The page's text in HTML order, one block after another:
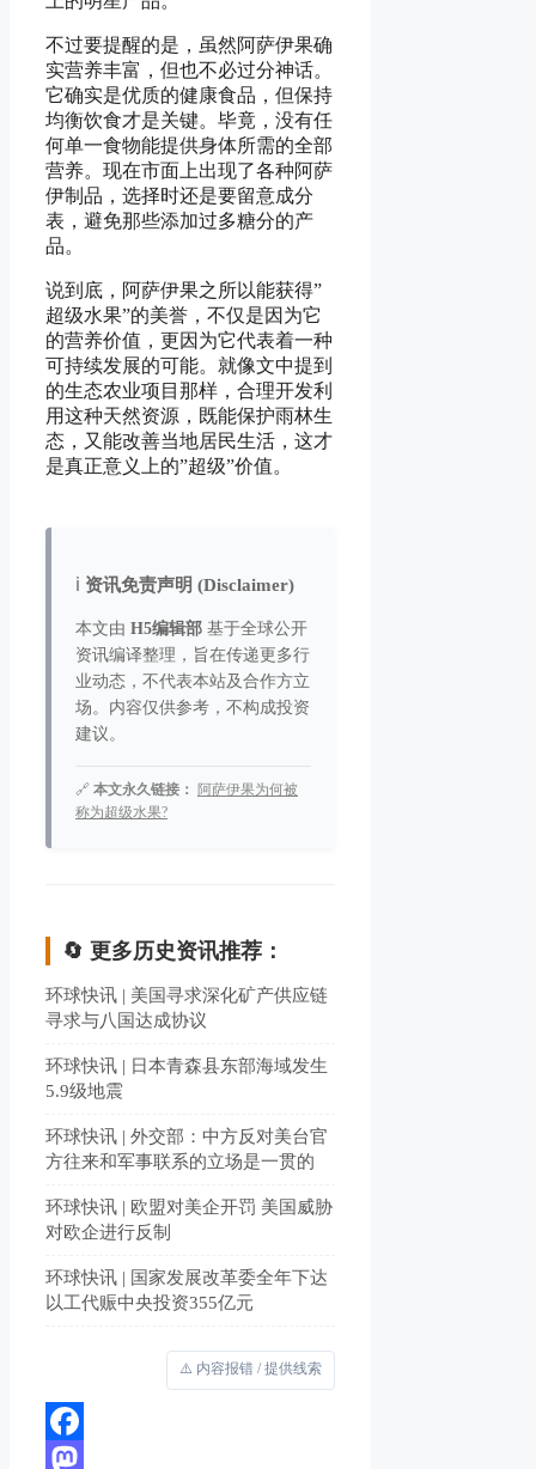
不过要提醒的是，虽然阿萨伊果确
实营养丰富，但也不必过分神话。
它确实是优质的健康食品，但保持
均衡饮食才是关键。毕竟，没有任
何单一食物能提供身体所需的全部
营养。现在市面上出现了各种阿萨
伊制品，选择时还是要留意成分
表，避免那些添加过多糖分的产
品。
说到底，阿萨伊果之所以能获得”
超级水果”的美誉，不仅是因为它
的营养价值，更因为它代表着一种
可持续发展的可能。就像文中提到
的生态农业项目那样，合理开发利
用这种天然资源，既能保护雨林生
态，又能改善当地居民生活，这才
是真正意义上的”超级”价值。
ℹ️ 资讯免责声明 (Disclaimer)
本文由 H5编辑部 基于全球公开
资讯编译整理，旨在传递更多行
业动态，不代表本站及合作方立
场。内容仅供参考，不构成投资
建议。
🔗 本文永久链接： 阿萨伊果为何被
称为超级水果?
🔄 更多历史资讯推荐：
环球快讯 | 美国寻求深化矿产供应链
寻求与八国达成协议
环球快讯 | 日本青森县东部海域发生
5.9级地震
环球快讯 | 外交部：中方反对美台官
方往来和军事联系的立场是一贯的
环球快讯 | 欧盟对美企开罚 美国威胁
对欧企进行反制
环球快讯 | 国家发展改革委全年下达
以工代赈中央投资355亿元
⚠️ 内容报错 / 提供线索
Facebook